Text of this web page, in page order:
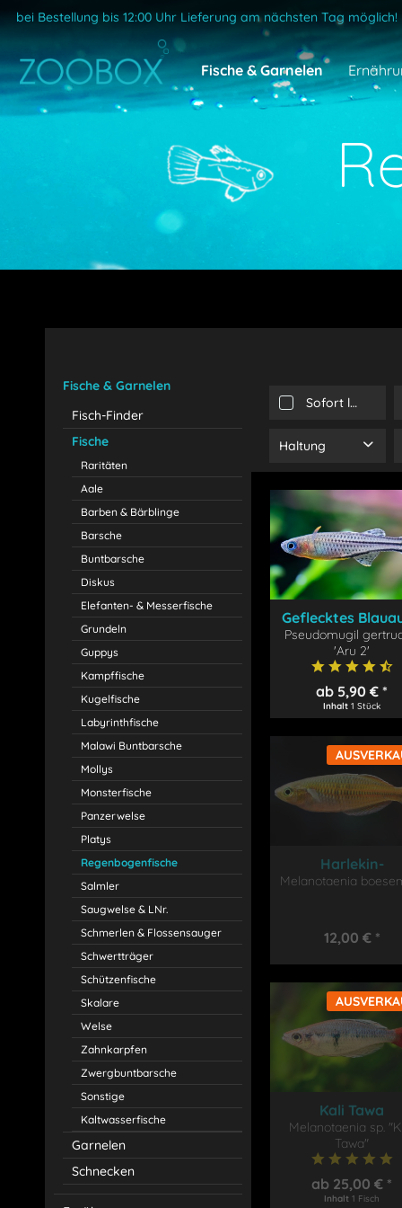
bei Bestellung bis 12:00 Uhr Lieferung am nächsten Tag möglich!
Fische & Garnelen
Fische & Garnelen
Fisch-Finder
Fische
Raritäten
Aale
Barben & Bärblinge
Barsche
Buntbarsche
Diskus
Elefanten- & Messerfische
Grundeln
Guppys
Kampffische
Kugelfische
Labyrinthfische
Malawi Buntbarsche
Mollys
Monsterfische
Panzerwelse
Platys
Regenbogenfische
Salmler
Saugwelse & LNr.
Schmerlen & Flossensauger
Schwertträger
Schützenfische
Skalare
Welse
Zahnkarpfen
Zwergbuntbarsche
Sonstige
Kaltwasserfische
Garnelen
Schnecken
Sofort lieferbar
Haltung
Gruppe
Harem (1M ; 2-3W)
Geflecktes
'Aru 2'
Pseudomugil
'Aru 2'
ab 5,90 € *
Inhalt1 Stück
Harlekin-
Melanotaenia
12,00 € *
Kali Tawa
Melanotaenia sp.
Tawa"
ab 25,00 € *
Inhalt1 Fisch